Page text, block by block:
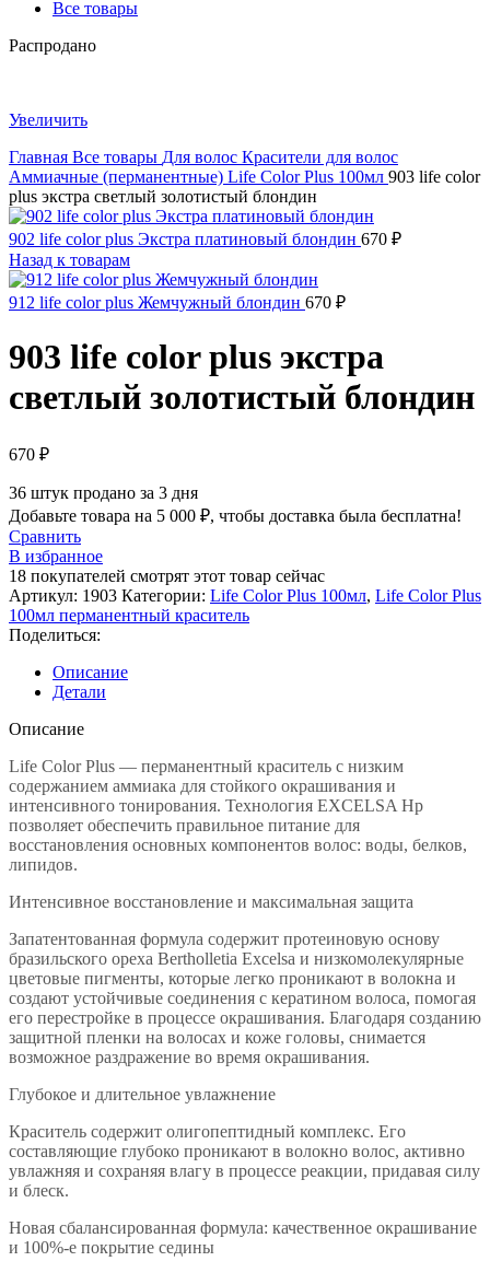
Все товары
Распродано
Увеличить
Главная Все товары Для волос Красители для волос
Аммиачные (перманентные) Life Color Plus 100мл 903 life color
plus экстра светлый золотистый блондин
902 life color plus Экстра платиновый блондин 670 ₽
Назад к товарам
912 life color plus Жемчужный блондин 670 ₽
903 life color plus экстра
светлый золотистый блондин
670 ₽
36 штук продано за 3 дня
Добавьте товара на 5 000 ₽, чтобы доставка была бесплатна!
Сравнить
В избранное
18 покупателей смотрят этот товар сейчас
Артикул: 1903 Категории: Life Color Plus 100мл, Life Color Plus
100мл перманентный краситель
Поделиться:
Описание
Детали
Описание
Life Color Plus — перманентный краситель с низким
содержанием аммиака для стойкого окрашивания и
интенсивного тонирования. Технология EXCELSA Hp
позволяет обеспечить правильное питание для
восстановления основных компонентов волос: воды, белков,
липидов.
Интенсивное восстановление и максимальная защита
Запатентованная формула содержит протеиновую основу
бразильского ореха Bertholletia Excelsa и низкомолекулярные
цветовые пигменты, которые легко проникают в волокна и
создают устойчивые соединения с кератином волоса, помогая
его перестройке в процессе окрашивания. Благодаря созданию
защитной пленки на волосах и коже головы, снимается
возможное раздражение во время окрашивания.
Глубокое и длительное увлажнение
Краситель содержит олигопептидный комплекс. Его
составляющие глубоко проникают в волокно волос, активно
увлажняя и сохраняя влагу в процессе реакции, придавая силу
и блеск.
Новая сбалансированная формула: качественное окрашивание
и 100%-е покрытие седины